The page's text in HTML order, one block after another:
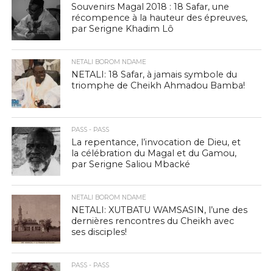
Souvenirs Magal 2018 : 18 Safar, une
récompence à la hauteur des épreuves,
par Serigne Khadim Lô
NETALI BOROM NDAME
NETALI: 18 Safar, à jamais symbole du
triomphe de Cheikh Ahmadou Bamba!
PASS - PASS
La repentance, l’invocation de Dieu, et
la célébration du Magal et du Gamou,
par Serigne Saliou Mbacké
NETALI BOROM NDAME
NETALI: XUTBATU WAMSASIN, l’une des
dernières rencontres du Cheikh avec
ses disciples!
PASS - PASS